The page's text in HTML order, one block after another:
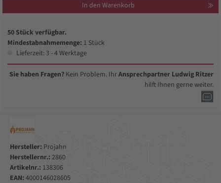
In den Warenkorb
50 Stück verfügbar.
Mindestabnahmemenge: 1 Stück
Lieferzeit: 3 - 4 Werktage
Sie haben Fragen? Kein Problem. IhrAnsprechpartner Ludwig Ritzer
hilft Ihnen gerne weiter.
Hersteller: Projahn
Herstellernr.: 2860
Artikelnr.: 138306
EAN: 4000146028605